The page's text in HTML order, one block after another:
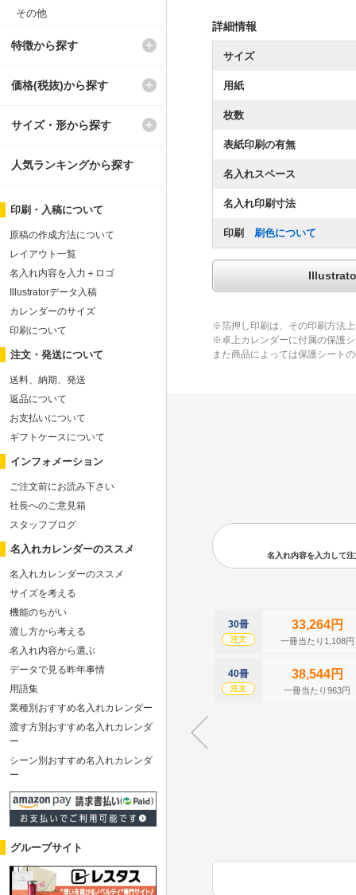
詳細情報
サイズ
用紙
枚数
表紙印刷の有無
名入れスペース
名入れ印刷寸法
印刷 刷色について
※箔押し印刷は、その印刷方法
※卓上カレンダーに付属の保護
また商品によっては保護シート
名入れ内容を入力して
30冊
注文
33,264円
一冊当たり1,108円
40冊
注文
38,544円
一冊当たり963円
その他
特徴から探す
価格(税抜)から探す
サイズ・形から探す
人気ランキングから探す
印刷・入稿について
原稿の作成方法について
レイアウト一覧
名入れ内容を入力＋ロゴ
Illustratorデータ入稿
カレンダーのサイズ
印刷について
注文・発送について
送料、納期、発送
返品について
お支払いについて
ギフトケースについて
インフォメーション
ご注文前にお読み下さい
社長へのご意見箱
スタッフブログ
名入れカレンダーのススメ
名入れカレンダーのススメ
サイズを考える
機能のちがい
渡し方から考える
名入れ内容から選ぶ
データで見る昨年事情
用語集
業種別おすすめ名入れカレンダー
渡す方別おすすめ名入れカレンダ
ー
シーン別おすすめ名入れカレンダ
ー
グループサイト